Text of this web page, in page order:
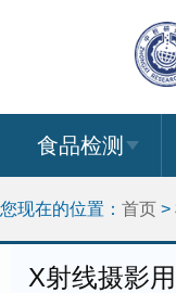
食品检测
您现在的位置： 首页 >
X射线摄影